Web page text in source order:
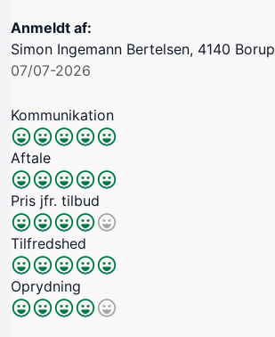
Anmeldt af:
Simon Ingemann Bertelsen, 4140 Borup
07/07-2026
Kommunikation
Aftale
Pris jfr. tilbud
Tilfredshed
Oprydning